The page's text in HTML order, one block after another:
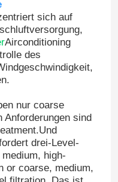
sich auf
Airconditioning
des
nur coarse
Anforderungen sind
drei-Level-
high-
or coarse, medium,